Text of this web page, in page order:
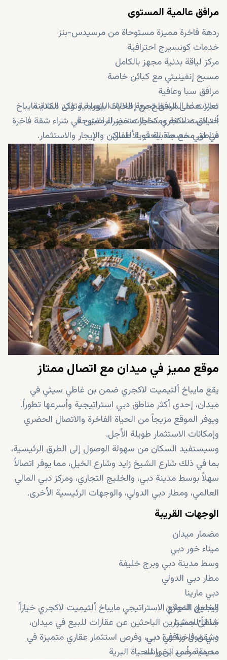
مرافق عالمية المستوى
ردهة فاخرة مميزة مستوحاة من مرسيدس-بنز
خدمات كونسيرج احترافية
مركز لياقة بدنية مجهز بالكامل
مسبح إنفينيتي مع كبائن خاصة
مرافق سبا وعافية
صالات على السطح مع إطلالات بانورامية على المدينة
حدائق منسقة ومساحات خضراء مفتوحة
مناطق مخصصة للعب الأطفال
قاعة متعددة الاستخدامات
مراكز أعمال ومساحات للعمل المشترك
مصاعد عالية السرعة
أمن ومراقبة عبر كاميرات الدوائر التلفزيونية المغلقة على
مدار الساعة
أنظمة ذكية لإدارة المبنى
مرافق مواقف سيارات مغطاة
نقاط شحن للسيارات الكهربائية
منافذ بيع بالتجزئة فاخرة
مطاعم راقية ومقاهٍ
تعزز هذه المرافق تجربة الحياة اليومية وتؤكد مكانة مايباخ
ألتيميت لاكجري كخيار متميز للراغبين في شراء شقة فاخرة
في دبي، مع جاذبية قوية للسكن والإيجار والاستثمار.
موقع مميز في ميدان مع اتصال ممتاز
يقع مايباخ ألتيميت لاكجري ضمن بن غاطي سيتي في
ميدان، إحدى أكثر مناطق دبي استراتيجية وأسرعها تطوراً.
ويوفر الموقع مزيجاً من الحياة الفاخرة والاتصال الحضري
وإمكانات الاستثمار طويلة الأجل.
وسيستفيد السكان من سهولة الوصول إلى الطرق الرئيسية،
بما في ذلك شارع الشيخ زايد وشارع الخيل، مما يوفر اتصالاً
سهلاً بوسط مدينة دبي، والخليج التجاري، ومركز دبي المالي
العالمي، ومطار دبي الدولي، والوجهات الرئيسية الأخرى.
الوجهات القريبة
مضمار ميدان
ميناء خور دبي
وسط مدينة دبي وبرج خليفة
مطار دبي الدولي
دبي مارينا
الخليج التجاري
شاطئ جميرا
دبي مول ونافورة دبي
محمية رأس الخور للحياة البرية
ويجعل الموقع الاستراتيجي مايباخ ألتيميت لاكجري خياراً
جذاباً للمشترين الباحثين عن عقارات للبيع في ميدان،
وشقق فاخرة في دبي، وفرص استثمار عقاري متميزة في
مدينة محمد بن راشد.